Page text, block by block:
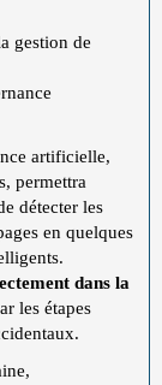
gestion de
artificielle,
permettra
détecter les
en quelques
dans la
les étapes